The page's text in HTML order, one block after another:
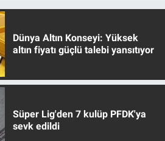
Dünya Altın Konseyi: Yüksek
altın fiyatı güçlü talebi yansıtıyor
Süper Lig'den 7 kulüp PFDK'ya
sevk edildi